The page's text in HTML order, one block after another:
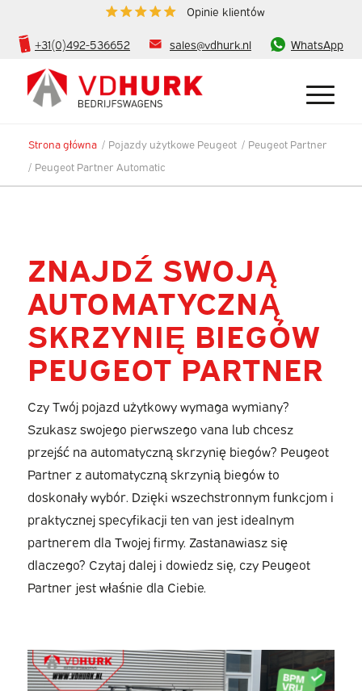
Opinie klientów
+31(0)492-536652 sales@vdhurk.nl WhatsApp
Strona główna / Pojazdy użytkowe Peugeot / Peugeot Partner
/ Peugeot Partner Automatic
ZNAJDŹ SWOJĄ
AUTOMATYCZNĄ
SKRZYNIĘ BIEGÓW
PEUGEOT PARTNER
Czy Twój pojazd użytkowy wymaga wymiany?
Szukasz swojego pierwszego vana lub chcesz
przejść na automatyczną skrzynię biegów? Peugeot
Partner z automatyczną skrzynią biegów to
doskonały wybór. Dzięki wszechstronnym funkcjom i
praktycznej specyfikacji ten van jest idealnym
partnerem dla Twojej firmy. Zastanawiasz się
dlaczego? Czytaj dalej i dowiedz się, czy Peugeot
Partner jest właśnie dla Ciebie.